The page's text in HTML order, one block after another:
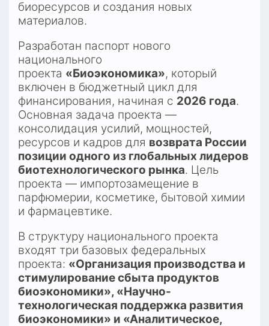
биоресурсов и создания новых
материалов.​
Разработан паспорт нового
национального
проекта «Биоэкономика», который
включен в бюджетный цикл для
финансирования, начиная с 2026 года.
Основная задача проекта —
консолидация усилий, мощностей,
ресурсов и кадров для возврата России
позиции одного из глобальных лидеров
биотехнологического рынка. Цель
проекта — импортозамещение в
парфюмерии, косметике, бытовой химии
и фармацевтике.​
В структуру национального проекта
входят три базовых федеральных
проекта: «Организация производства и
стимулирование сбыта продуктов
биоэкономики», «Научно-
технологическая поддержка развития
биоэкономики» и «Аналитическое,